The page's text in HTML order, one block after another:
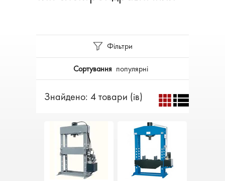
Фільтри
Сортування популярні
Знайдено: 4 товари (ів)